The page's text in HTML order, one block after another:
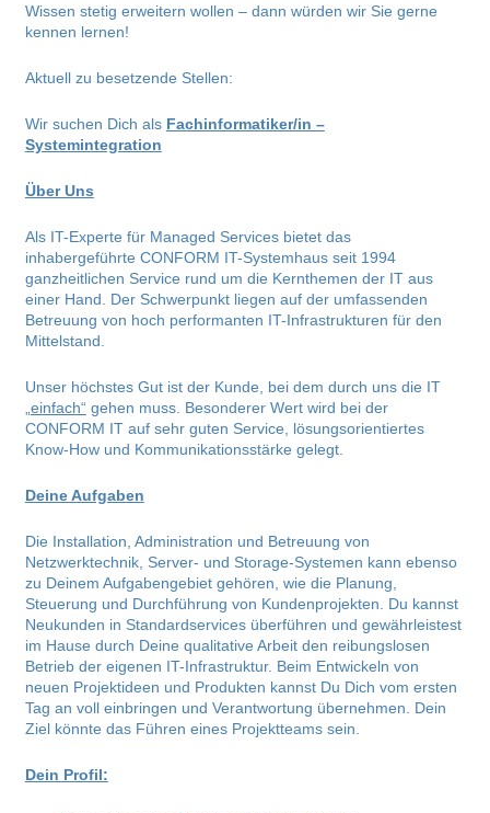
Wissen stetig erweitern wollen – dann würden wir Sie gerne
kennen lernen!
Aktuell zu besetzende Stellen:
Wir suchen Dich als Fachinformatiker/in –
Systemintegration
Über Uns
Als IT-Experte für Managed Services bietet das
inhabergeführte CONFORM IT-Systemhaus seit 1994
ganzheitlichen Service rund um die Kernthemen der IT aus
einer Hand. Der Schwerpunkt liegen auf der umfassenden
Betreuung von hoch performanten IT-Infrastrukturen für den
Mittelstand.
Unser höchstes Gut ist der Kunde, bei dem durch uns die IT
einfach“ gehen muss. Besonderer Wert wird bei der
CONFORM IT auf sehr guten Service, lösungsorientiertes
Know-How und Kommunikationsstärke gelegt.
Deine Aufgaben
Die Installation, Administration und Betreuung von
Netzwerktechnik, Server- und Storage-Systemen kann ebenso
zu Deinem Aufgabengebiet gehören, wie die Planung,
Steuerung und Durchführung von Kundenprojekten. Du kannst
Neukunden in Standardservices überführen und gewährleistest
im Hause durch Deine qualitative Arbeit den reibungslosen
Betrieb der eigenen IT-Infrastruktur. Beim Entwickeln von
neuen Projektideen und Produkten kannst Du Dich vom ersten
Tag an voll einbringen und Verantwortung übernehmen. Dein
Ziel könnte das Führen eines Projektteams sein.
Dein Profil: